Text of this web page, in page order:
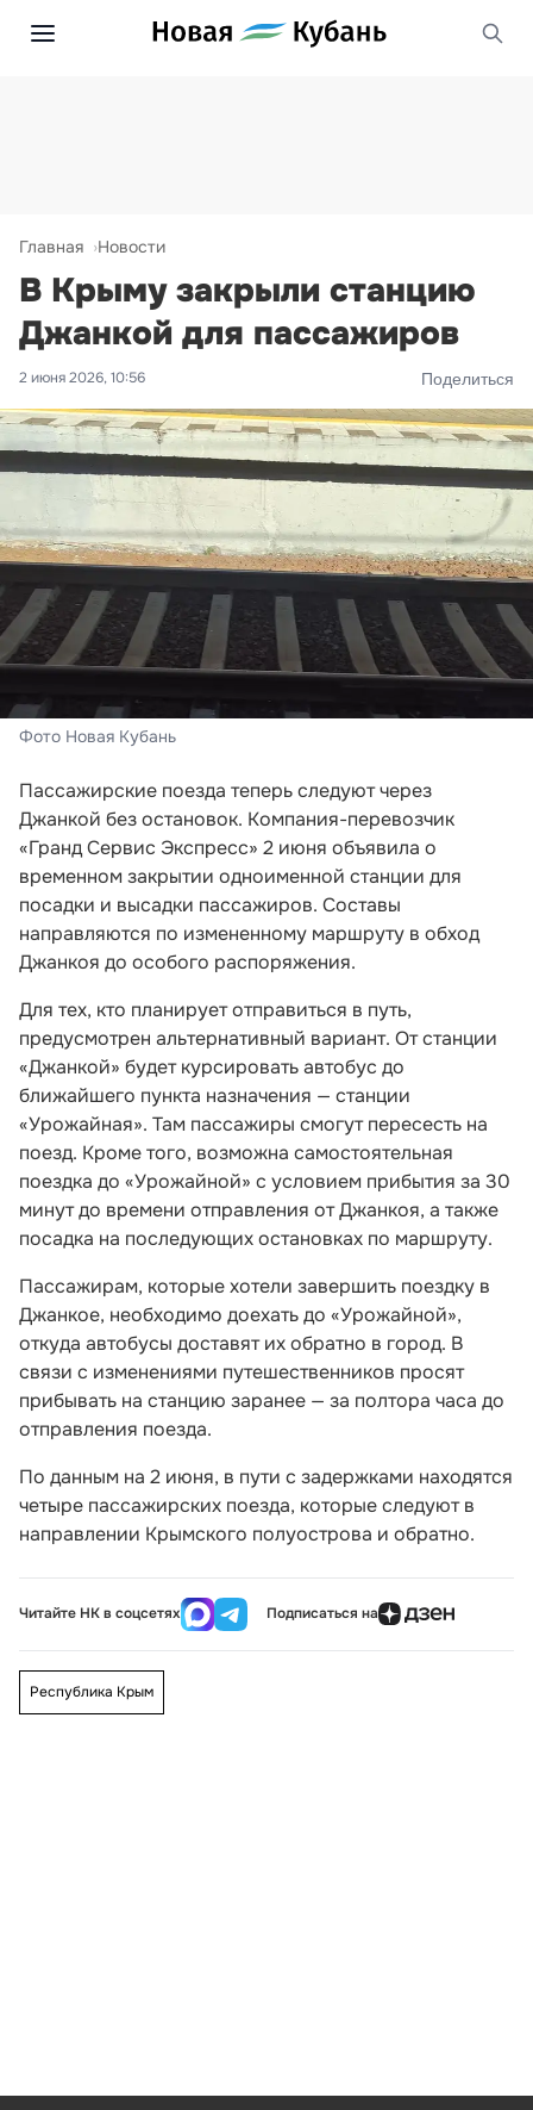
Главная Новости
В Крыму закрыли станцию
Джанкой для пассажиров
2 июня 2026, 10:56 Поделиться
Фото Новая Кубань
Пассажирские поезда теперь следуют через
Джанкой без остановок. Компания-перевозчик
«Гранд Сервис Экспресс» 2 июня объявила о
временном закрытии одноименной станции для
посадки и высадки пассажиров. Составы
направляются по измененному маршруту в обход
Джанкоя до особого распоряжения.
Для тех, кто планирует отправиться в путь,
предусмотрен альтернативный вариант. От станции
«Джанкой» будет курсировать автобус до
ближайшего пункта назначения — станции
«Урожайная». Там пассажиры смогут пересесть на
поезд. Кроме того, возможна самостоятельная
поездка до «Урожайной» с условием прибытия за 30
минут до времени отправления от Джанкоя, а также
посадка на последующих остановках по маршруту.
Пассажирам, которые хотели завершить поездку в
Джанкое, необходимо доехать до «Урожайной»,
откуда автобусы доставят их обратно в город. В
связи с изменениями путешественников просят
прибывать на станцию заранее — за полтора часа до
отправления поезда.
По данным на 2 июня, в пути с задержками находятся
четыре пассажирских поезда, которые следуют в
направлении Крымского полуострова и обратно.
Читайте НК в соцсетях Подписаться на
Республика Крым